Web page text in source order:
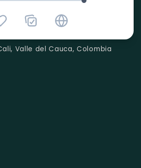
Valle del Cauca, Colombia